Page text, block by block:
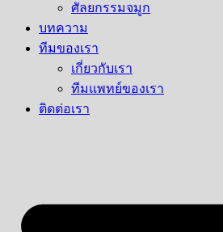
ศัลยกรรมจมูก
บทความ
ทีมของเรา
เกี่ยวกับเรา
ทีมแพทย์ของเรา
ติดต่อเรา